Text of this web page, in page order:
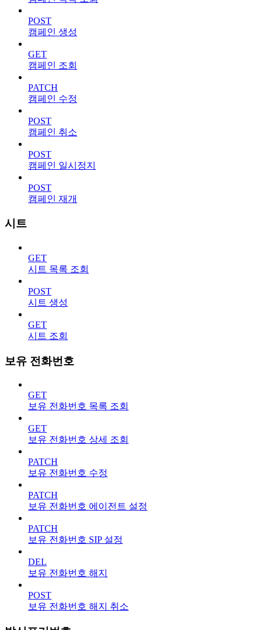
POST
캠페인 생성
GET
캠페인 조회
PATCH
캠페인 수정
POST
캠페인 취소
POST
캠페인 일시정지
POST
캠페인 재개
시트
GET
시트 목록 조회
POST
시트 생성
GET
시트 조회
보유 전화번호
GET
보유 전화번호 목록 조회
GET
보유 전화번호 상세 조회
PATCH
보유 전화번호 수정
PATCH
보유 전화번호 에이전트 설정
PATCH
보유 전화번호 SIP 설정
DEL
보유 전화번호 해지
POST
보유 전화번호 해지 취소